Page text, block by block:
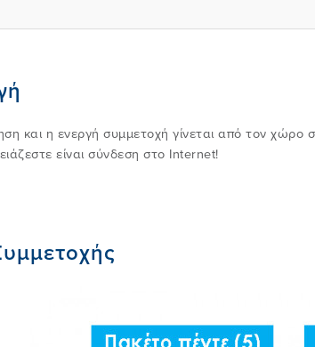
και η ενεργή συμμετοχή γίνεται από τον
είναι σύνδεση στο Internet!